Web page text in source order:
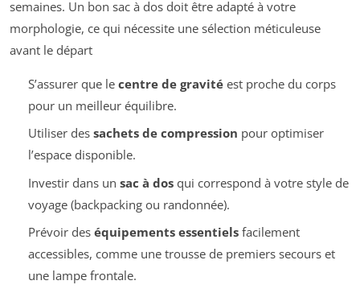
semaines. Un bon sac à dos doit être adapté à votre
morphologie, ce qui nécessite une sélection méticuleuse
avant le départ
S’assurer que le centre de gravitéest proche du corps
pour un meilleur équilibre.
Utiliser des sachets de compression pour optimiser
l’espace disponible.
Investir dans un sac à dosqui correspond à votre style de
voyage (backpacking ou randonnée).
Prévoir des équipements essentielsfacilement
accessibles, comme une trousse de premiers secours et
une lampe frontale.